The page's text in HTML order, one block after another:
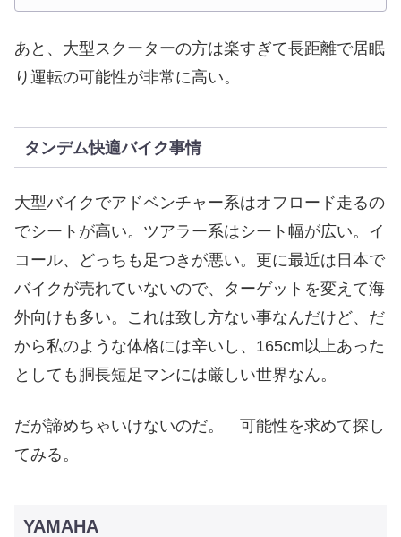
あと、大型スクーターの方は楽すぎて長距離で居眠
り運転の可能性が非常に高い。
タンデム快適バイク事情
大型バイクでアドベンチャー系はオフロード走るの
でシートが高い。ツアラー系はシート幅が広い。イ
コール、どっちも足つきが悪い。更に最近は日本で
バイクが売れていないので、ターゲットを変えて海
外向けも多い。これは致し方ない事なんだけど、だ
から私のような体格には辛いし、165cm以上あった
としても胴長短足マンには厳しい世界なん。
だが諦めちゃいけないのだ。 可能性を求めて探し
てみる。
YAMAHA